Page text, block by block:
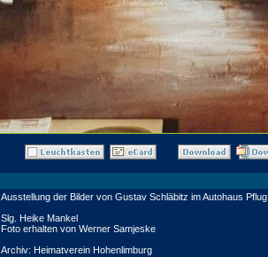
Ausstellung der Bilder von Gustav Schläbitz im Autohaus Pflug.
Slg. Heike Mankel
Foto erhalten von Werner Samjeske
Archiv: Heimatverein Hohenlimburg